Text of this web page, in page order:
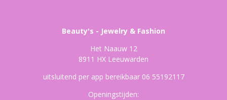
Beauty's - Jewelry & Fashion
Het Naauw 12
8911 HX Leeuwarden
uitsluitend per app bereikbaar 06 55192117
Openingstijden: